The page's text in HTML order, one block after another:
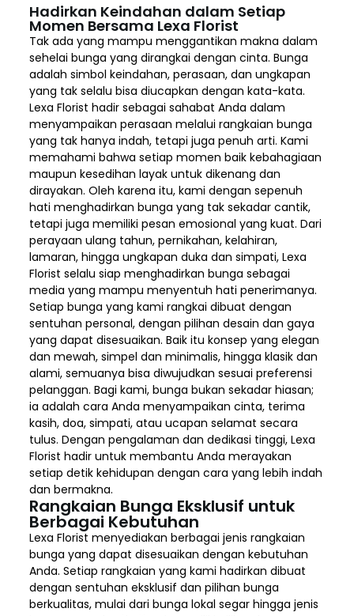
Hadirkan Keindahan dalam Setiap
Momen Bersama Lexa Florist
Tak ada yang mampu menggantikan makna dalam
sehelai bunga yang dirangkai dengan cinta. Bunga
adalah simbol keindahan, perasaan, dan ungkapan
yang tak selalu bisa diucapkan dengan kata-kata.
Lexa Florist hadir sebagai sahabat Anda dalam
menyampaikan perasaan melalui rangkaian bunga
yang tak hanya indah, tetapi juga penuh arti. Kami
memahami bahwa setiap momen baik kebahagiaan
maupun kesedihan layak untuk dikenang dan
dirayakan. Oleh karena itu, kami dengan sepenuh
hati menghadirkan bunga yang tak sekadar cantik,
tetapi juga memiliki pesan emosional yang kuat. Dari
perayaan ulang tahun, pernikahan, kelahiran,
lamaran, hingga ungkapan duka dan simpati, Lexa
Florist selalu siap menghadirkan bunga sebagai
media yang mampu menyentuh hati penerimanya.
Setiap bunga yang kami rangkai dibuat dengan
sentuhan personal, dengan pilihan desain dan gaya
yang dapat disesuaikan. Baik itu konsep yang elegan
dan mewah, simpel dan minimalis, hingga klasik dan
alami, semuanya bisa diwujudkan sesuai preferensi
pelanggan. Bagi kami, bunga bukan sekadar hiasan;
ia adalah cara Anda menyampaikan cinta, terima
kasih, doa, simpati, atau ucapan selamat secara
tulus. Dengan pengalaman dan dedikasi tinggi, Lexa
Florist hadir untuk membantu Anda merayakan
setiap detik kehidupan dengan cara yang lebih indah
dan bermakna.
Rangkaian Bunga Eksklusif untuk
Berbagai Kebutuhan
Lexa Florist menyediakan berbagai jenis rangkaian
bunga yang dapat disesuaikan dengan kebutuhan
Anda. Setiap rangkaian yang kami hadirkan dibuat
dengan sentuhan eksklusif dan pilihan bunga
berkualitas, mulai dari bunga lokal segar hingga jenis